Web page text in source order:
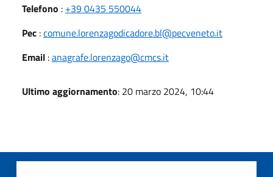
Telefono : +39 0435 550044
Pec :comune.lorenzagodicadore.bl@pecveneto.it
Email :anagrafe.lorenzago@cmcs.it
Ultimo aggiornamento: 20 marzo 2024, 10:44